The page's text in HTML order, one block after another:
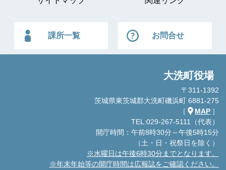
課所一覧 お問合せ
大洗町役場
〒311-1392
茨城県東茨城郡大洗町磯浜町 6881-275
［
MAP ］
TEL:029-267-5111（代表）
開庁時間：午前8時30分～午後5時15分
（土・日・祝祭日を除く）
※水曜日は午後6時30分までとなります。
※年末年始等の開庁時間は広報誌をご確認ください。